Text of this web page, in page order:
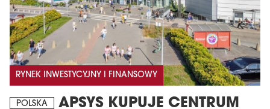
RYNEK INWESTYCYJNY I FINANSOWY
POLSKA
APSYS KUPUJE CENTRUM